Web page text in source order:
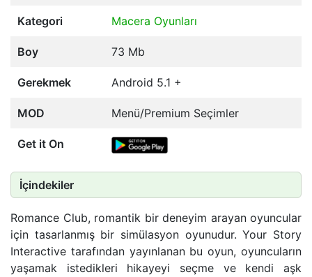
Kategori Macera Oyunları
Boy 73 Mb
Gerekmek Android 5.1 +
MOD Menü/Premium Seçimler
Get it On
İçindekiler
Romance Club, romantik bir deneyim arayan oyuncular
için tasarlanmış bir simülasyon oyunudur. Your Story
Interactive tarafından yayınlanan bu oyun, oyuncuların
yaşamak istedikleri hikayeyi seçme ve kendi aşk